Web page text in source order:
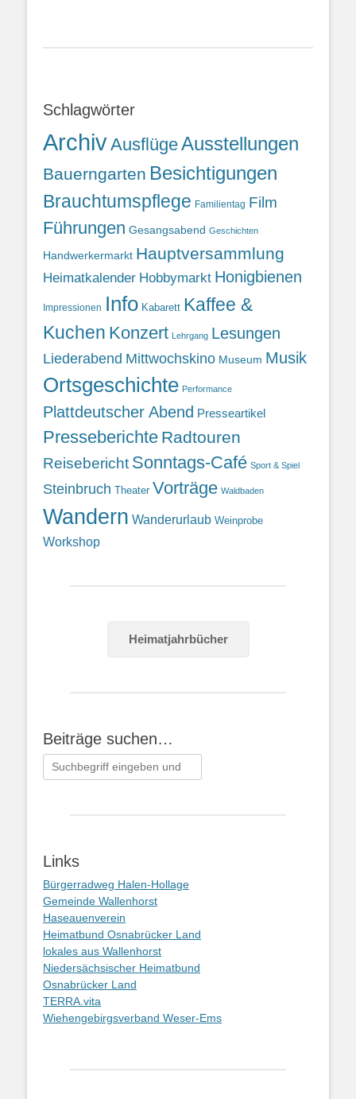
Schlagwörter
ArchivAusflügeAusstellungen
Bauerngarten Besichtigungen
Brauchtumspflege Familientag Film
Führungen Gesangsabend Geschichten
Handwerkermarkt Hauptversammlung
Heimatkalender Hobbymarkt Honigbienen
Impressionen Info Kabarett Kaffee &
Kuchen Konzert Lehrgang Lesungen
Liederabend Mittwochskino Museum Musik
Ortsgeschichte Performance
Plattdeutscher Abend Presseartikel
Presseberichte Radtouren
Reisebericht Sonntags-Café Sport & Spiel
Steinbruch Theater Vorträge Waldbaden
Wandern Wanderurlaub Weinprobe
Workshop
Heimatjahrbücher
Beiträge suchen…
Suchen
nach:
Links
Bürgerradweg Halen-Hollage
Gemeinde Wallenhorst
Haseauenverein
Heimatbund Osnabrücker Land
lokales aus Wallenhorst
Niedersächsischer Heimatbund
Osnabrücker Land
TERRA.vita
Wiehengebirgsverband Weser-Ems